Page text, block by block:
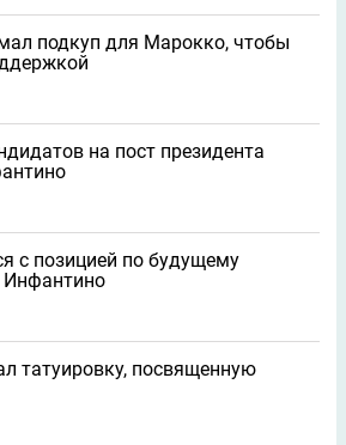
подкуп для Марокко, чтобы
на пост президента
с позицией по будущему
татуировку, посвященную